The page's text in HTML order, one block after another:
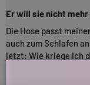
Er will sie nicht
Die Hose passt
auch zum Schlafen
jetzt: Wie kriege ich